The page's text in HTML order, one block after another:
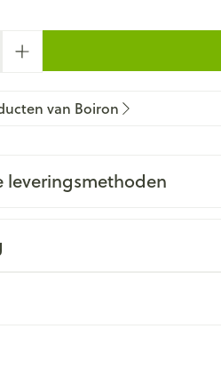
van Boiron
leveringsmethoden